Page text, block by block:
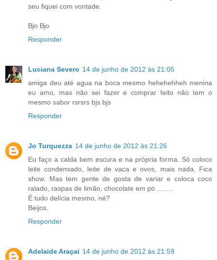
seu fiquei com vontade.
Bjo Bjo
Responder
Luciana Severo 14 de junho de 2012 às 21:05
amiga deu até agua na boca mesmo hehehehheh menina
eu amo, mas não sei fazer e comprar feito não tem o
mesmo sabor rsrsrs bjs bjs
Responder
Jo Turquezza 14 de junho de 2012 às 21:26
Eu faço a calda bem escura e na própria forma. Só coloco
leite condensado, leite de vaca e ovos, mais nada. Fica
show. Mas tem gente de gosta de variar e coloca coco
ralado, raspas de limão, chocolate em pó ........
É tudo delícia mesmo, né?
Beijos.
Responder
Adelaide Araçai 14 de junho de 2012 às 21:59